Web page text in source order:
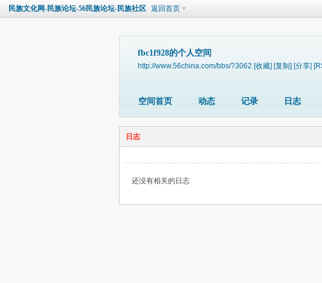
民族文化网-民族论坛-56民族论坛-民族社区 返回首页
fbc1f928的个人空间
http://www.56china.com/bbs/?3062 [收藏] [复制] [分享]
空间首页 动态 记录 日志
日志
还没有相关的日志